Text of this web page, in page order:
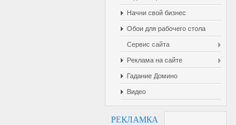
Начни свой бизнес
Обои для рабочего стола
Сервис сайта
Реклама на сайте
Гадание Домино
Видео
РЕКЛАМКА